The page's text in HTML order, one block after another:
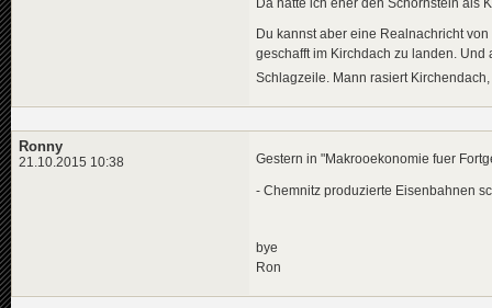
Du kannst aber eine Realnachricht
geschafft im Kirchdach zu landen.
Schlagzeile. Mann rasiert
Ronny
21.10.2015 10:38 Gestern in "Makrooekonomie fuer
- Chemnitz produzierte Eisenbahnen
bye
Ron